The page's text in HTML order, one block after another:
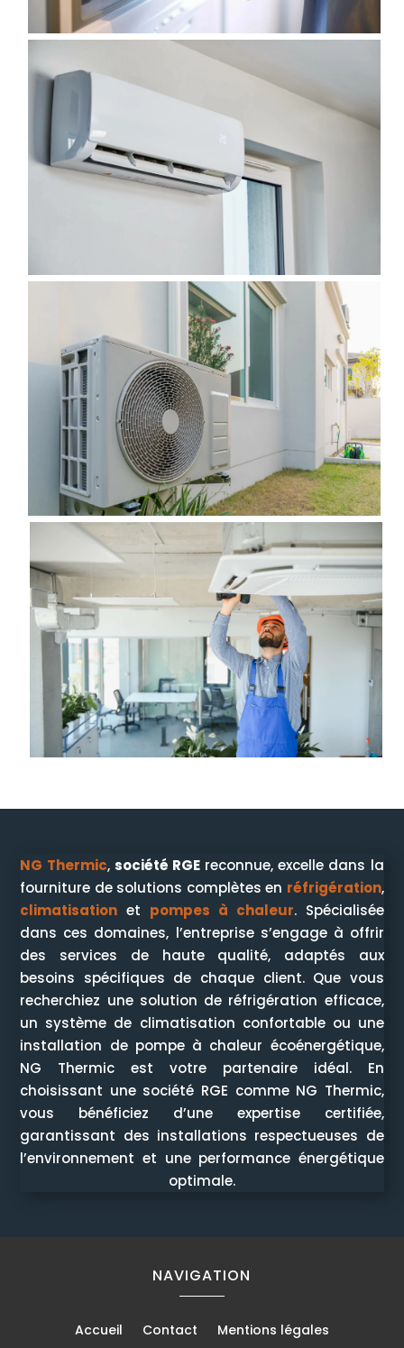
NG Thermic, société RGEreconnue, excelle dans la
fourniture de solutions complètes en réfrigération,
climatisation et pompes à chaleur. Spécialisée
dans ces domaines, l’entreprise s’engage à offrir
des services de haute qualité, adaptés aux
besoins spécifiques de chaque client. Que vous
recherchiez une solution de réfrigération efficace,
un système de climatisation confortable ou une
installation de pompe à chaleur écoénergétique,
NG Thermic est votre partenaire idéal. En
choisissant une société RGE comme NG Thermic,
vous bénéficiez d’une expertise certifiée,
garantissant des installations respectueuses de
l’environnement et une performance énergétique
optimale.
NAVIGATION
Accueil Contact Mentions légales